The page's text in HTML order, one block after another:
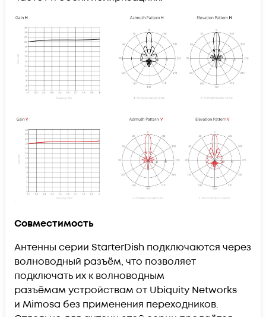
Совместимость
Антенны серии StarterDish подключаются через
волноводный разъём, что позволяет
подключать их к волноводным
разъёмам устройствам от Ubiquity Networks
и Mimosa без применения переходников.